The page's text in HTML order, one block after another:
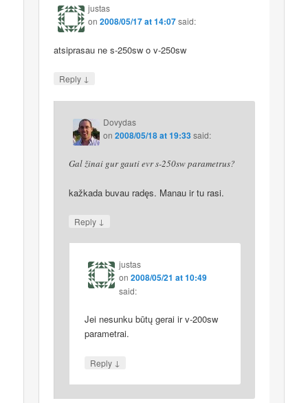
justas
on2008/05/17 at 14:07said:
atsiprasau ne s-250sw o v-250sw
Reply ↓
Dovydas
on2008/05/18 at 19:33 said:
Gal žinai gur gauti evr s-250sw parametrus?
kažkada buvau radęs. Manau ir tu rasi.
Reply ↓
justas
on 2008/05/21 at 10:49
said:
Jei nesunku būtų gerai ir v-200sw
parametrai.
Reply ↓